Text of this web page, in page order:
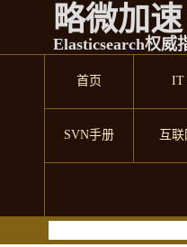
略微加速
Elasticsearch权威
首页 IT
SVN手册 互联